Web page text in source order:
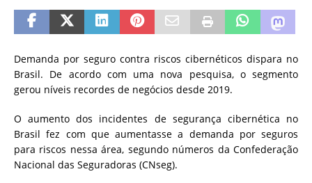
Demanda por seguro contra riscos cibernéticos dispara no
Brasil. De acordo com uma nova pesquisa, o segmento
gerou níveis recordes de negócios desde 2019.
O aumento dos incidentes de segurança cibernética no
Brasil fez com que aumentasse a demanda por seguros
para riscos nessa área, segundo números da Confederação
Nacional das Seguradoras (CNseg).